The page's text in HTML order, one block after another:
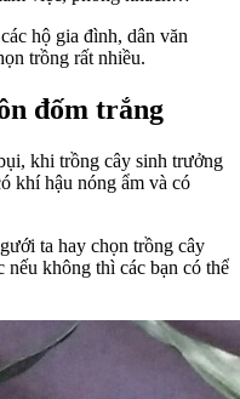
hộ gia đình, dân văn
trồng rất nhiều.
đốm trắng
khi trồng cây sinh trưởng
khí hậu nóng ẩm và có
ta hay chọn trồng cây
nếu không thì các bạn có thể